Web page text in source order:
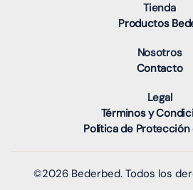
Tienda
Productos
Nosotros
Contacto
Legal
Términos y
Política de Protección
©2026 Bederbed. Todos los